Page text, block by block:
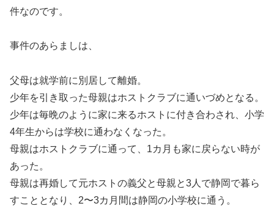
件なのです。
事件のあらましは、
父母は就学前に別居して離婚。
少年を引き取った母親はホストクラブに通いづめとなる。
少年は毎晩のように家に来るホストに付き合わされ、小学
4年生からは学校に通わなくなった。
母親はホストクラブに通って、1カ月も家に戻らない時が
あった。
母親は再婚して元ホストの義父と母親と3人で静岡で暮ら
すこととなり、2〜3カ月間は静岡の小学校に通う。